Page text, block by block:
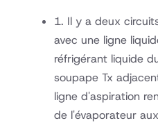
1. Il y a deux
avec une ligne
réfrigérant liquide
soupape Tx
ligne d'aspiration
de l'évaporateur